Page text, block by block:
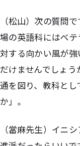
（松山）次の質問
場の英語科にはベ
対する向かい風が
だけませんでしょ
通を図り、教科と
か」。
（當麻先生）イニ